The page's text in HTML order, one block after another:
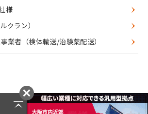
様
クラン）
業者（検体輸送/治験薬配送）
Page Top